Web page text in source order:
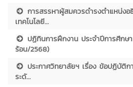
การสรรหาผู้สมควรดำรงตำแหน่ง
เทคโนโลยี...
ปฏิทินการฝึกงาน ประจำปีการศึก
ร้อน/2568)
ประกาศวิทยาลัยฯ เรื่อง ข้อปฏิบัติ
ระดั...